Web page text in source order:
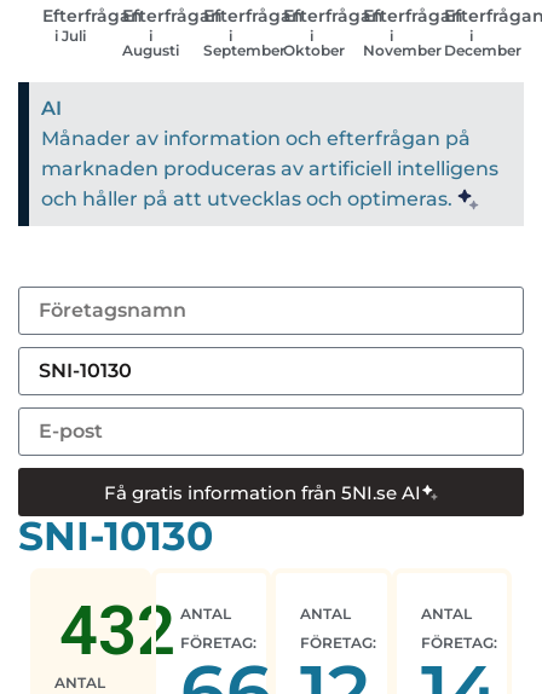
Efterfrågan
i Juli
Efterfrågan
i
Augusti
Efterfrågan
i
September
Efterfrågan
i
Oktober
Efterfrågan
i
November
i
December
AI
Månader av information och efterfrågan på
marknaden produceras av artificiell intelligens
och håller på att utvecklas och optimeras.
Få gratis information från 5NI.se AI
SNI-10130
ANTAL
432 ANTAL
FÖRETAG:
ANTAL
FÖRETAG:
ANTAL
FÖRETAG: